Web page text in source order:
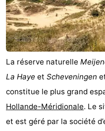
La réserve naturelle
La Haye et Scheveningen
constitue le plus grand
Hollande-Méridionale. Le
et est géré par la société